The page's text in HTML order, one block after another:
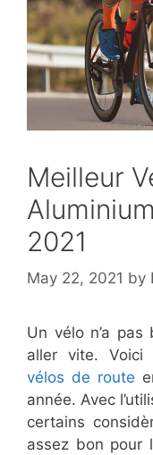
Meilleur
2021
May 22, 2021 by
Un vélo n’a pas
aller vite. Voici
vélos de route
année. Avec
certains
assez bon pour